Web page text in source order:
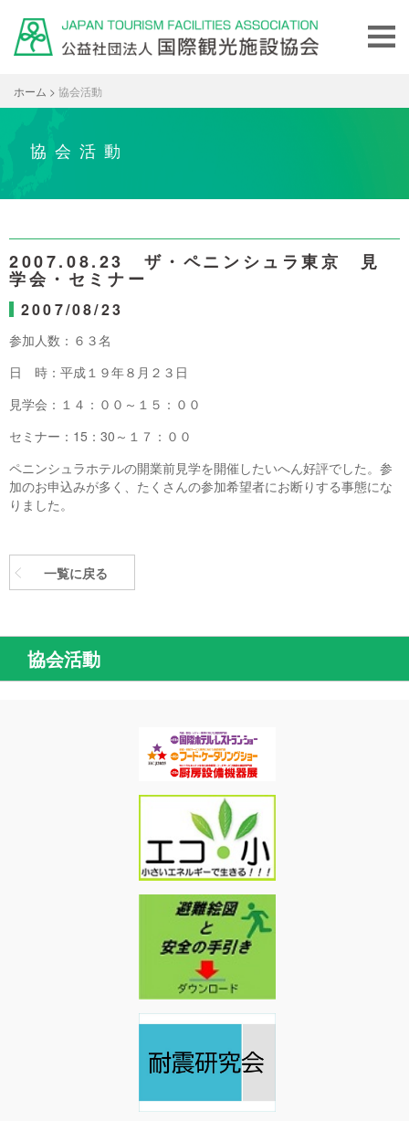
ホーム > 協会活動
協会活動
2007.08.23 ザ・ペニンシュラ東京 見
学会・セミナー
2007/08/23
参加人数：６３名
日 時：平成１９年８月２３日
見学会：１４：００～１５：００
セミナー：15：30～１７：００
ペニンシュラホテルの開業前見学を開催したいへん好評でした。参
加のお申込みが多く、たくさんの参加希望者にお断りする事態にな
りました。
一覧に戻る
協会活動